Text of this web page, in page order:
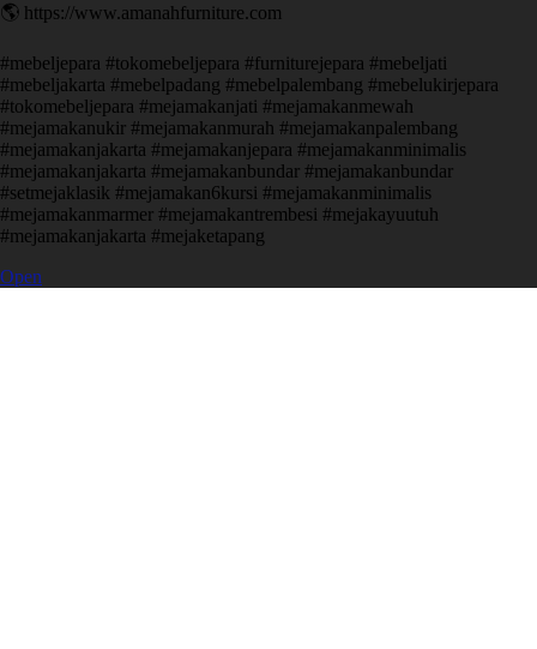
🌎 https://www.amanahfurniture.com
#mebeljepara #tokomebeljepara #furniturejepara #mebeljati
#mebeljakarta #mebelpadang #mebelpalembang #mebelukirjepara
#tokomebeljepara #mejamakanjati #mejamakanmewah
#mejamakanukir #mejamakanmurah #mejamakanpalembang
#mejamakanjakarta #mejamakanjepara #mejamakanminimalis
#mejamakanjakarta #mejamakanbundar #mejamakanbundar
#setmejaklasik #mejamakan6kursi #mejamakanminimalis
#mejamakanmarmer #mejamakantrembesi #mejakayuutuh
#mejamakanjakarta #mejaketapang
Open